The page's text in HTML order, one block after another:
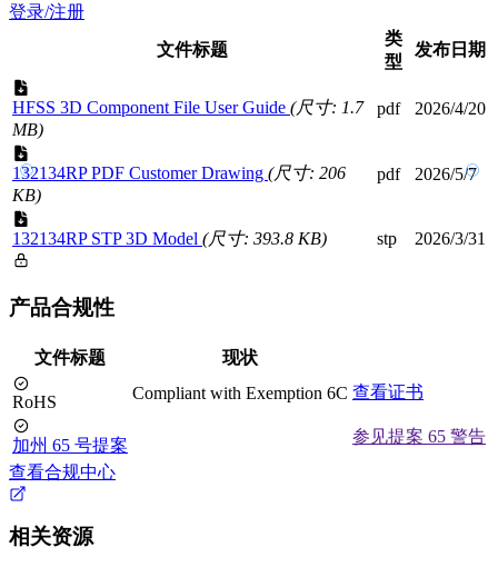
登录/注册
文件标题
类
型
发布日期
HFSS 3D Component File User Guide (尺寸: 1.7
MB)
pdf 2026/4/20
132134RP PDF Customer Drawing (尺寸: 206
KB)
pdf 2026/5/7
132134RP STP 3D Model (尺寸: 393.8 KB) stp 2026/3/31
产品合规性
文件标题 现状
RoHS Compliant with Exemption 6C 查看证书
加州 65 号提案
参见提案 65 警告
查看合规中心
相关资源